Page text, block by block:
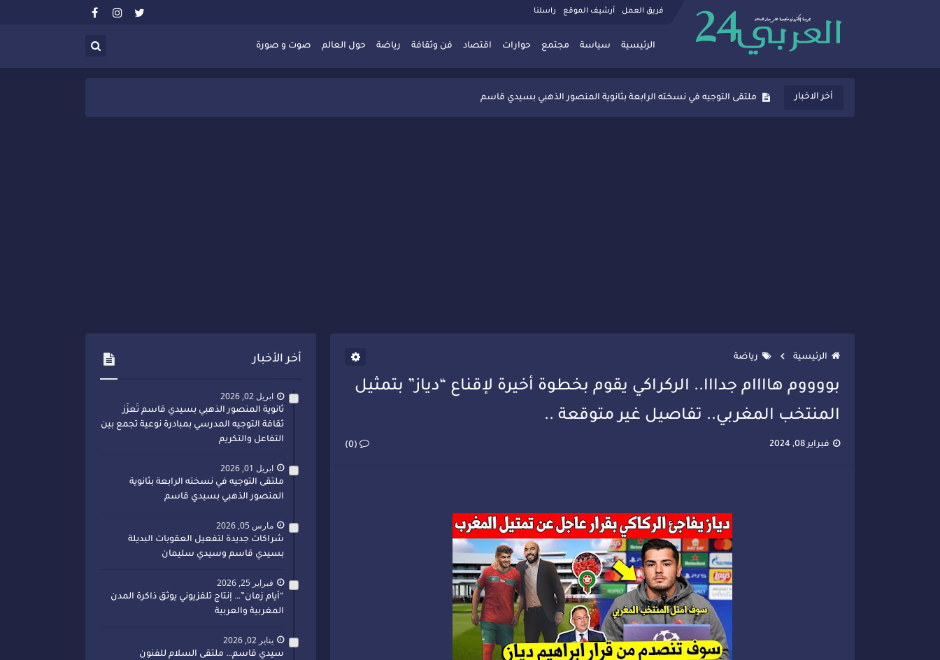
فريق العمل أرشيف الموقع راسلنا
الرئيسية سياسة مجتمع حوارات اقتصاد فن وثقافة رياضة حول العالم صوت و صورة
أخر الاخبار
ثانوية المنصور الذهبي بسيدي قاسم تُعزّز ثقافة التوجيه المدرسي بمبادرة نوعية تجمع بين التفاعل والتكريم
ملتقى التوجيه في نسخته الرابعة بثانوية المنصور الذهبي بسيدي قاسم
الرئيسية رياضة
بووووم هاااام جدااا.. الركراكي يقوم بخطوة أخيرة لإقناع “دياز” بتمثيل
المنتخب المغربي.. تفاصيل غير متوقعة ..
فبراير 08, 2024 (0)
أخر الأخبار
ابريل 02, 2026
ثانوية المنصور الذهبي بسيدي قاسم تُعزّز
ثقافة التوجيه المدرسي بمبادرة نوعية تجمع بين
التفاعل والتكريم
ابريل 01, 2026
ملتقى التوجيه في نسخته الرابعة بثانوية
المنصور الذهبي بسيدي قاسم
مارس 05, 2026
شراكات جديدة لتفعيل العقوبات البديلة
بسيدي قاسم وسيدي سليمان
فبراير 25, 2026
“أيام زمان”… إنتاج تلفزيوني يوثق ذاكرة المدن
المغربية والعربية
يناير 02, 2026
سيدي قاسم… ملتقى السلام للفنون